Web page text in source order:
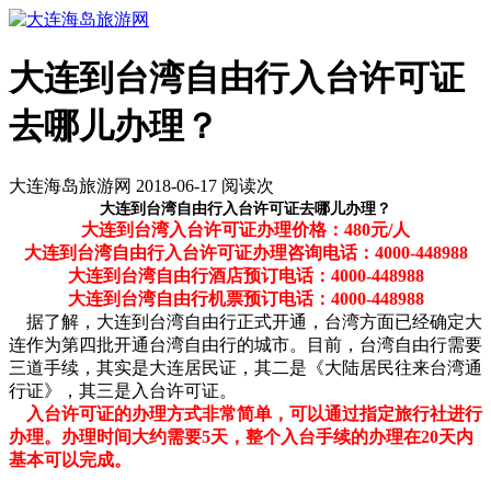
大连到台湾自由行入台许可证
去哪儿办理？
大连海岛旅游网 2018-06-17 阅读次
大连到台湾自由行入台许可证去哪儿办理？
大连到台湾入台许可证办理价格：480元/人
大连到台湾自由行入台许可证办理咨询电话：4000-448988
大连到台湾自由行酒店预订电话： 4000-448988
大连到台湾自由行机票预订电话： 4000-448988
据了解，大连到台湾自由行正式开通，台湾方面已经确定大
连作为第四批开通台湾自由行的城市。目前，台湾自由行需要
三道手续，其实是大连居民证，其二是《大陆居民往来台湾通
行证》，其三是入台许可证。
入台许可证的办理方式非常简单，可以通过指定旅行社进行
办理。办理时间大约需要5天，整个入台手续的办理在20天内
基本可以完成。